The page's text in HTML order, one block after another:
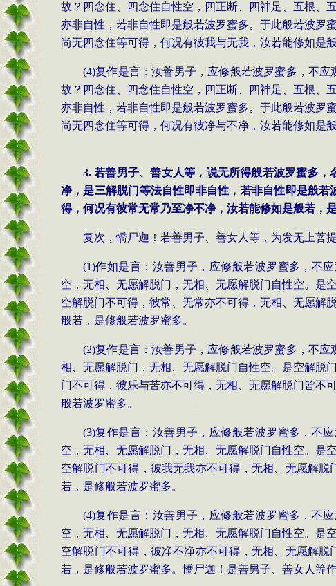
故？四念住、四念住自性空，四正断、四神足、五根、
亦非自性，若非自性即是般若波罗蜜多。于此般若波罗
尚无四念住等可得，何况有彼我与无我，汝若能修如是
(4)复作是言：汝善男子，应修般若波罗蜜多，不
故？四念住、四念住自性空，四正断、四神足、五根、
亦非自性，若非自性即是般若波罗蜜多。于此般若波罗
尚无四念住等可得，何况有彼净与不净，汝若能修如是
3. 若善男子、善女人等，说无所得般若波罗蜜多
净，是三解脱门等法自性即非自性，若非自性即是般
得，何况有彼常无常乃至净不净，汝若能修如是般若，
复次，憍尸迦！若善男子、善女人等，为发无上菩
(1)作如是言：汝善男子，应修般若波罗蜜多，不
空，无相、无愿解脱门，无相、无愿解脱门自性空。是
空解脱门不可得，彼常、无常亦不可得，无相、无愿解
般若，是修般若波罗蜜多。
(2)复作是言：汝善男子，应修般若波罗蜜多，不
相、无愿解脱门，无相、无愿解脱门自性空。是空解脱
门不可得，彼乐与苦亦不可得，无相、无愿解脱门皆不
般若波罗蜜多。
(3)复作是言：汝善男子，应修般若波罗蜜多，不
空，无相、无愿解脱门，无相、无愿解脱门自性空。是
空解脱门不可得，彼我无我亦不可得，无相、无愿解
若，是修般若波罗蜜多。
(4)复作是言：汝善男子，应修般若波罗蜜多，不
空，无相、无愿解脱门，无相、无愿解脱门自性空。是
空解脱门不可得，彼净不净亦不可得，无相、无愿解
若，是修般若波罗蜜多。憍尸迦！是善男子、善女人等